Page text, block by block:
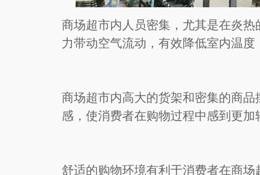
商场超市内人员密集，尤其是在炎
力带动空气流动，有效降低室内温
商场超市内高大的货架和密集的商
感，使消费者在购物过程中感到更加
舒适的购物环境有利于消费者在商